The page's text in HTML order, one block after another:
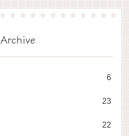
Archive
6
23
22